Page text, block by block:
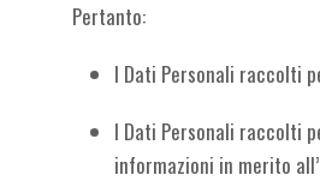
Pertanto:
I Dati Personali raccolti
I Dati Personali raccolti
informazioni in merito